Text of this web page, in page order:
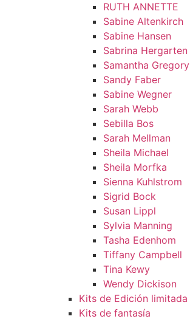
RUTH ANNETTE
Sabine Altenkirch
Sabine Hansen
Sabrina Hergarten
Samantha Gregory
Sandy Faber
Sabine Wegner
Sarah Webb
Sebilla Bos
Sarah Mellman
Sheila Michael
Sheila Morfka
Sienna Kuhlstrom
Sigrid Bock
Susan Lippl
Sylvia Manning
Tasha Edenhom
Tiffany Campbell
Tina Kewy
Wendy Dickison
Kits de Edición limitada
Kits de fantasía